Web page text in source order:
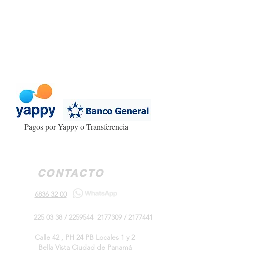
Pagos por Yappy o Transferencia
CONTACTO
6836 32 00
225 03 38 / 2259544 2177309 / 2177441
Calle 42 , PH 24 PB Locales 1 y 2
Bella Vista Ciudad de Panamá